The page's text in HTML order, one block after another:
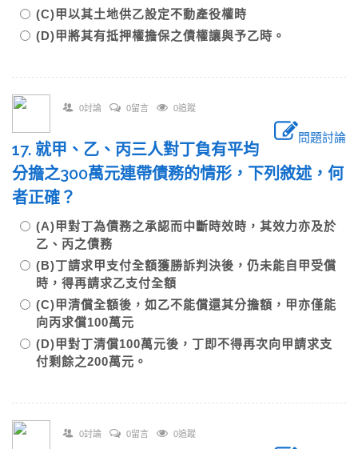
(C)甲以其土地供乙設定不動產役權時
(D)甲將其有抵押權擔保之債權讓與予乙時。
0討論 0留言 0追蹤
問題討論
17. 就甲、乙、丙三人對丁負有平均
分擔之300萬元連帶債務的情形，下列敘述，何
者正確？
(A)甲對丁為債務之承認而中斷時效時，其效力亦及於
乙、丙之債務
(B)丁請求甲支付全額獲勝訴判決後，仍未能自甲受償
時，得再請求乙支付全額
(C)甲清償全額後，如乙不能償還其分擔額，甲亦僅能
向丙求償100萬元
(D)甲對丁清償100萬元後，丁即不得再次向甲請求支
付剩餘之200萬元。
0討論 0留言 0追蹤